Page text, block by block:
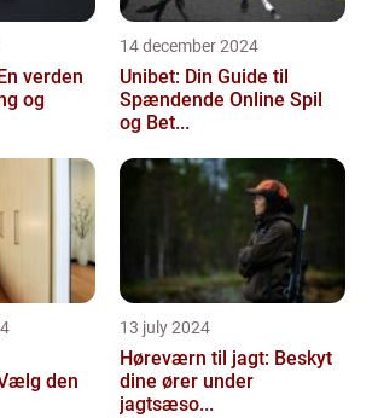
verden
og
14 december 2024
Unibet: Din Guide til
Spændende Online Spil
og Bet...
den
13 july 2024
Høreværn til jagt: Beskyt
dine ører under
jagtsæso...